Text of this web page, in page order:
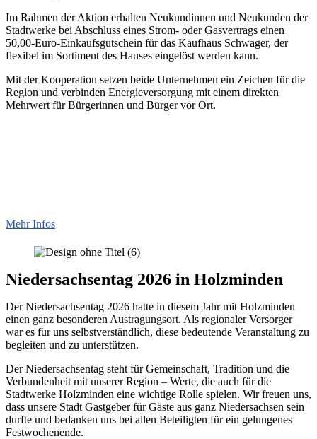
Im Rahmen der Aktion erhalten Neukundinnen und Neukunden der
Stadtwerke bei Abschluss eines Strom- oder Gasvertrags einen
50,00-Euro-Einkaufsgutschein für das Kaufhaus Schwager, der
flexibel im Sortiment des Hauses eingelöst werden kann.
Mit der Kooperation setzen beide Unternehmen ein Zeichen für die
Region und verbinden Energieversorgung mit einem direkten
Mehrwert für Bürgerinnen und Bürger vor Ort.
Mehr Infos
Niedersachsentag 2026 in Holzminden
Der Niedersachsentag 2026 hatte in diesem Jahr mit Holzminden
einen ganz besonderen Austragungsort. Als regionaler Versorger
war es für uns selbstverständlich, diese bedeutende Veranstaltung zu
begleiten und zu unterstützen.
Der Niedersachsentag steht für Gemeinschaft, Tradition und die
Verbundenheit mit unserer Region – Werte, die auch für die
Stadtwerke Holzminden eine wichtige Rolle spielen. Wir freuen uns,
dass unsere Stadt Gastgeber für Gäste aus ganz Niedersachsen sein
durfte und bedanken uns bei allen Beteiligten für ein gelungenes
Festwochenende.